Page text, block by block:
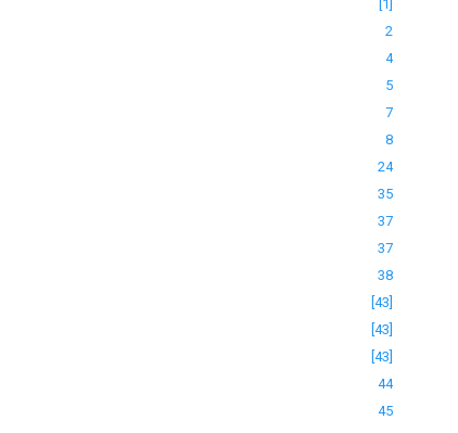
[1]
2
4
5
7
8
24
35
37
37
38
[43]
[43]
[43]
44
45